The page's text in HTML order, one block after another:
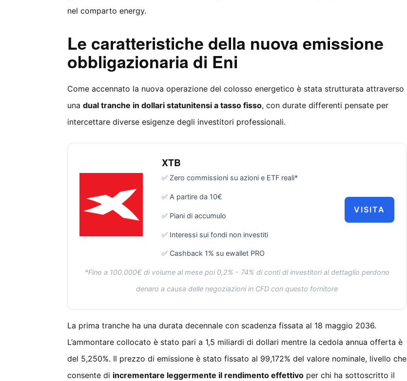
nel comparto energy.
Le caratteristiche della nuova emissione
obbligazionaria di Eni
Come accennato la nuova operazione del colosso energetico è stata strutturata attraverso
una dual tranche in dollari statunitensi a tasso fisso, con durate differenti pensate per
intercettare diverse esigenze degli investitori professionali.
XTB
✅ Zero commissioni su azioni e ETF reali*
✅ A partire da 10€
✅ Piani di accumulo
✅ Interessi sui fondi non investiti
✅ Cashback 1% su ewallet PRO
VISITA
*Fino a 100.000€ di volume al mese poi 0,2% - 74% di conti di investitori al dettaglio perdono
denaro a causa delle negoziazioni in CFD con questo fornitore
La prima tranche ha una durata decennale con scadenza fissata al 18 maggio 2036.
L’ammontare collocato è stato pari a 1,5 miliardi di dollari mentre la cedola annua offerta è
del 5,250%. Il prezzo di emissione è stato fissato al 99,172% del valore nominale, livello che
consente di incrementare leggermente il rendimento effettivo per chi ha sottoscritto il